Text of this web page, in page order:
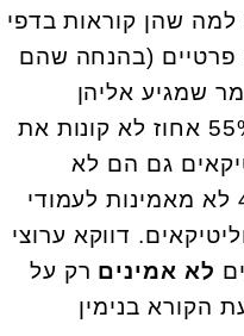
למה שהן קוראות בדפי
פרטיים (בהנחה שהם
שמגיע אליהן
בווטסאפ חשוד בעיניהן - 55% אחוז לא קונות את
גם הם לא
אמינים בעיני הנשים - 45% לא מאמינות לעמודי
דווקא ערוצי
לא אמינים רק על
הקורא בנימין